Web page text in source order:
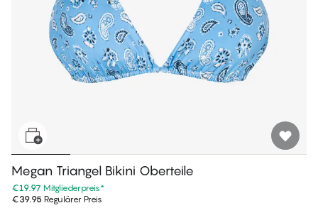
Megan Triangel Bikini Oberteile
€19.97 Mitgliederpreis*
€39.95 Regulärer Preis